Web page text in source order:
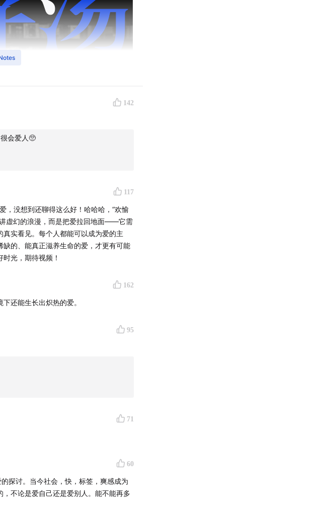
的老电影。奥黛丽·赫本站在蒂芙
件，也可以是一本小说、一部电
于罗马的一段描述，每个人都不
，引用夏目漱石的“今夜的月
的时刻。爱，是坚固的幻觉，或命
生长，是生命力的源泉，激发彼此
爱的探讨，也欢迎大家关注此次企划
142
会爱人🥺
117
，没想到还聊得这么好！哈哈哈，“欢愉
虚幻的浪漫，而是把爱拉回地面——它需
实看见。每个人都能可以成为爱的主
的、能真正滋养生命的爱，才更有可能
光，期待视频！
162
还能生长出炽热的爱。
95
71
60
探讨。当今社会，快，标签，爽感成为
不论是爱自己还是爱别人。能不能再多